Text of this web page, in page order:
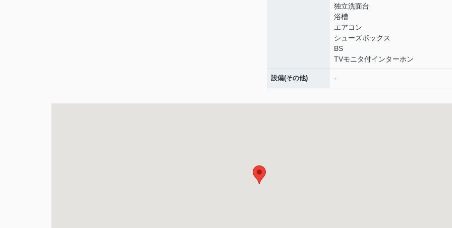
独立洗面台
浴槽
エアコン
シューズボックス
BS
TVモニタ付インターホン
設備(その他) -